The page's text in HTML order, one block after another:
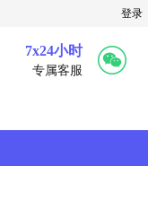
登录
7x24小时
专属客服